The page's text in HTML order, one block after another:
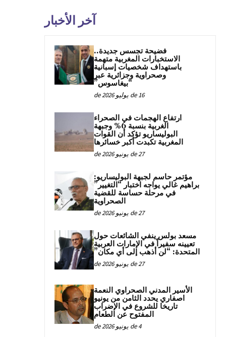
آخر الأخبار
فضيحة تجسس جديدة..
الاستخبارات المغربية متهمة
باستهداف شخصيات إسبانية
وصحراوية وجزائرية عبر
“بيغاسوس”
16 de يوليو de 2026
ارتفاع الهجمات في الصحراء
الغربية بنسبة 6% وجبهة
البوليساريو تؤكد أن القوات
المغربية تكبدت أكبر خسائرها
27 de يونيو de 2026
مؤتمر حاسم لجبهة البوليساريو:
براهيم غالي يواجه اختبار “التغيير”
في مرحلة حساسة للقضية
الصحراوية
27 de يونيو de 2026
مسعد بولس ينفي الشائعات حول
تعيينه سفيراً في الإمارات العربية
المتحدة: “لن أذهب إلى أي مكان”
27 de يونيو de 2026
الأسير المدني الصحراوي النعمة
اصفاري يحدد الثامن من يونيو
تاريخا للشروع في الإضراب
المفتوح عن الطعام
4 de يونيو de 2026